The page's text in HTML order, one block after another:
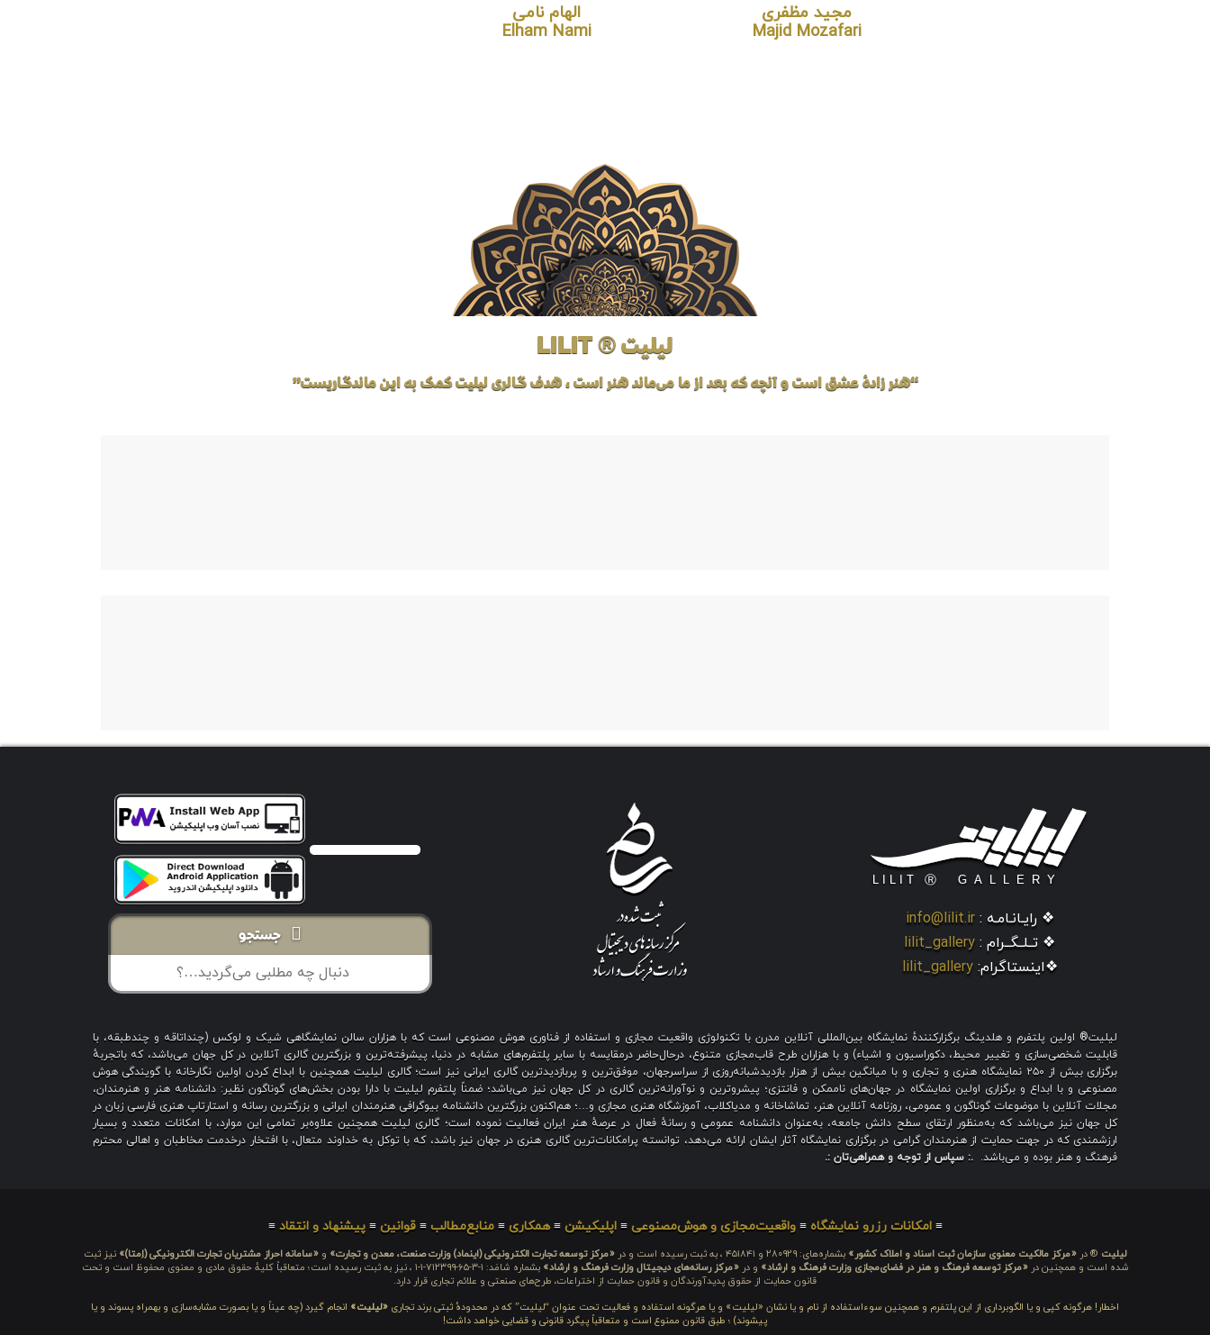
مجید مظفری
Majid Mozafari
الهام نامی
Elham Nami
لیلیت ® LILIT
“هنر زادهٔ عشق است و آنچه که بعد از ما می‌ماند هنر است، هدف گالری لیلیت کمک به این ماندگاریست”
❖ رایـانـامـه : info@lilit.ir
❖ تــلــگــرام : lilit_gallery
❖اینستاگرام: lilit_gallery
جستجو
لیلیت® اولین پلتفرم و هلدینگ برگزارکنندهٔ نمایشگاه بین‌المللی آنلاین مدرن با تکنولوژی واقعیت مجازی و استفاده از فناوری هوش مصنوعی است که با هزاران سالن نمایشگاهی شیک و لوکس (چنداتاقه و چندطبقه، با
قابلیت شخصی‌سازی و تغییر محیط، دکوراسیون و اشیاء) و با هزاران طرح قاب‌مجازی متنوع، درحال‌حاضر درمقایسه با سایر پلتفرم‌های مشابه در دنیا، پیشرفته‌ترین و بزرگترین گالری آنلاین در کل جهان می‌باشد، که باتجربهٔ
برگزاری بیش از ۲۵۰ نمایشگاه هنری و تجاری و با میانگین بیش از هزار بازدیدشبانه‌روزی از سراسرجهان، موفق‌ترین و پربازدیدترین گالری ایرانی نیز است؛ گالری لیلیت همچنین با ابداع کردن اولین نگارخانه با گویندگی هوش
مصنوعی و با ابداع و برگزاری اولین نمایشگاه در جهان‌های ناممکن و فانتزی؛ پیشروترین و نوآورانه‌ترین گالری در کل جهان نیز می‌باشد؛ ضمناً پلتفرم لیلیت با دارا بودن بخش‌های گوناگون نظیر: دانشنامه هنر و هنرمندان،
مجلات آنلاین با موضوعات گوناگون و عمومی، روزنامه آنلاین هنر، تماشاخانه و مدیاکلاب، آموزشگاه هنری مجازی و…؛ هم‌اکنون بزرگترین دانشنامه بیوگرافی هنرمندان ایرانی و بزرگترین رسانه و استارتاپ هنری فارسی زبان در
کل جهان نیز می‌باشد که به‌منظور ارتقای سطح دانش جامعه، به‌عنوان دانشنامه عمومی و رسانهٔ فعال در عرصهٔ هنر ایران فعالیت نموده است؛ گالری لیلیت همچنین علاوه‌بر تمامی این موارد، با امکانات متعدد و بسیار
ارزشمندی که در جهت حمایت از هنرمندان گرامی در برگزاری نمایشگاه آثار ایشان ارائه می‌دهد، توانسته پرامکانات‌ترین گالری هنری در جهان نیز باشد، که با توکل به خداوند متعال، با افتخار درخدمت مخاطبان و اهالی محترم
فرهنگ و هنر بوده و می‌باشد. .: سپاس از توجه و همراهی‌تان :.
≡امکانات رزرو نمایشگاه ≡واقعیت‌مجازی و هوش‌مصنوعی ≡اپلیکیشن ≡همکاری ≡منابع‌مطالب ≡قوانین ≡پیشنهاد و انتقاد ≡
لیلیت ® در «مرکز مالکیت معنوی سازمان ثبت اسناد و املاک کشور» بشماره‌های: ۲۸۰۹۲۹ و ۴۵۱۸۴۱ ، به ثبت رسیده است و در «مرکز توسعه تجارت الکترونیکی (اینماد) وزارت صنعت، معدن و تجارت» و «سامانه احراز مشتریان تجارت الکترونیکی (اِمتا)» نیز ثبت
شده است و همچنین در«مرکز توسعه فرهنگ و هنر در فضای‌مجازی وزارت فرهنگ و ارشاد» و در«مرکز رسانه‌های دیجیتال وزارت فرهنگ و ارشاد»
بشماره شامَد: ۱-۳-۶۵-۷۱۲۳۹۹-۱-۱ ، نیز به ثبت رسیده است؛ متعاقباً کلیهٔ حقوق مادی و معنوی محفوظ است و تحت
قانون حمایت از حقوق پدیدآورندگان و قانون حمایت از اختراعات، طرح‌های صنعتی و علائم تجاری قرار دارد.
اخطار! هرگونه کپی و یا الگوبرداری از این پلتفرم و همچنین سوءاستفاده از نام و یا نشان «لیلیت» و یا هرگونه استفاده و فعالیت تحت عنوان “لیلیت” که در محدودهٔ ثبتی برند تجاری «لیلیت» انجام گیرد (چه عیناً و یا بصورت مشابه‌سازی و بهمراه پسوند و یا
پیشوند) ؛ طبق قانون ممنوع است و متعاقباً پیگرد قانونی و قضایی خواهد داشت!